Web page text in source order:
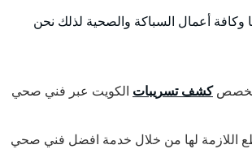
وكافة أعمال السباكة والصحية لذلك نحن
متخصصكشف تسريبات الكويت عبر فني صحي
اللازمة لها من خلال خدمة افضل فني صحي